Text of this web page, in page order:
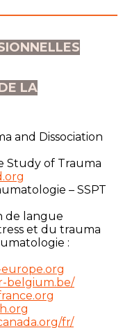
LA
and Dissociation
Study of Trauma
– SSPT
de langue
et du trauma
:
belgium.be/
fr/